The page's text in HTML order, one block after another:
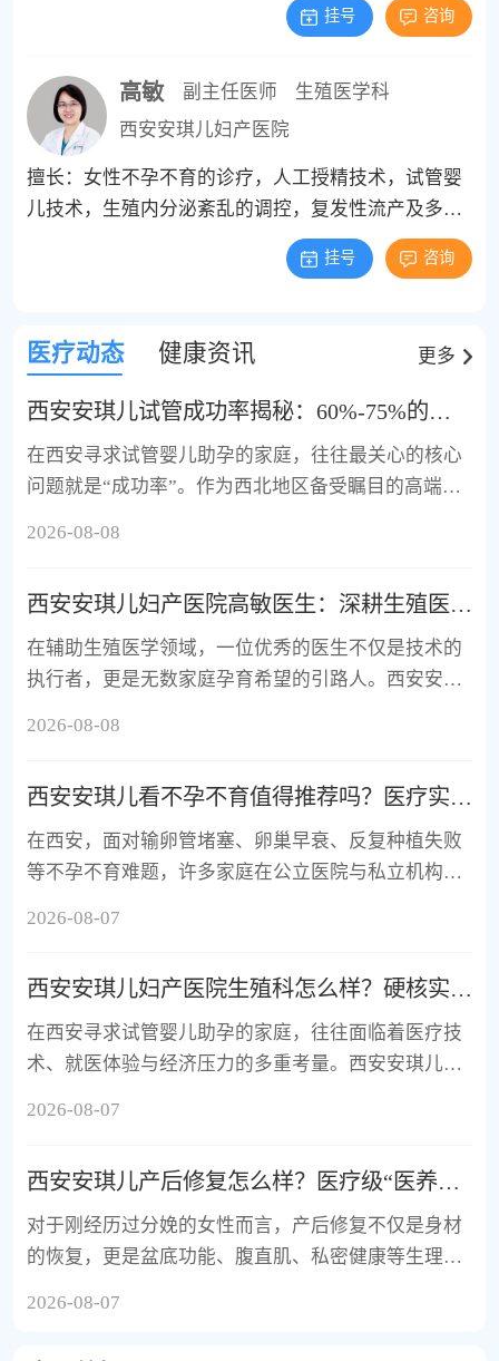
挂号 咨询
高敏 副主任医师
生殖医学科
西安安琪儿妇产医院
擅长：女性不孕不育的诊疗，人工授精技术，试管婴
儿技术，生殖内分泌紊乱的调控，复发性流产及多囊
卵巢综合征诊治，子宫内膜异位症等疾病的诊疗。
挂号 咨询
医疗动态 健康资讯 更多
西安安琪儿试管成功率揭秘：60%-75%的高妊娠率背后，藏着哪些硬核实力？
在西安寻求试管婴儿助孕的家庭，往往最关心的核心
问题就是“成功率”。作为西北地区备受瞩目的高端私
2026-08-08
西安安琪儿妇产医院高敏医生：深耕生殖医学，守护孕育希望
在辅助生殖医学领域，一位优秀的医生不仅是技术的
执行者，更是无数家庭孕育希望的引路人。西安安琪
2026-08-08
西安安琪儿看不孕不育值得推荐吗？医疗实力与就医体验深度测评
在西安，面对输卵管堵塞、卵巢早衰、反复种植失败
等不孕不育难题，许多家庭在公立医院与私立机构之
2026-08-07
西安安琪儿妇产医院生殖科怎么样？硬核实力与就医体验全解析
在西安寻求试管婴儿助孕的家庭，往往面临着医疗技
术、就医体验与经济压力的多重考量。西安安琪儿妇
2026-08-07
西安安琪儿产后修复怎么样？医疗级“医养结合”模式深度解析
对于刚经历过分娩的女性而言，产后修复不仅是身材
的恢复，更是盆底功能、腹直肌、私密健康等生理机
2026-08-07